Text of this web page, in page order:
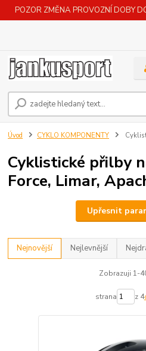
POZOR ZMĚNA PROVOZNÍ DOBY
Úvod CYKLO KOMPONENTY
Cyklistické přilby
Force, Limar,
Upřesnit
Nejnovější Nejlevnější
Zobrazuji 1-
strana z 4